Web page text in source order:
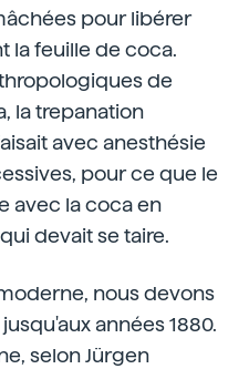
pour libérer
la feuille de coca.
de
la trepanation
avec anesthésie
pour ce que le
avec la coca en
devait se taire.
nous devons
années 1880.
selon Jürgen